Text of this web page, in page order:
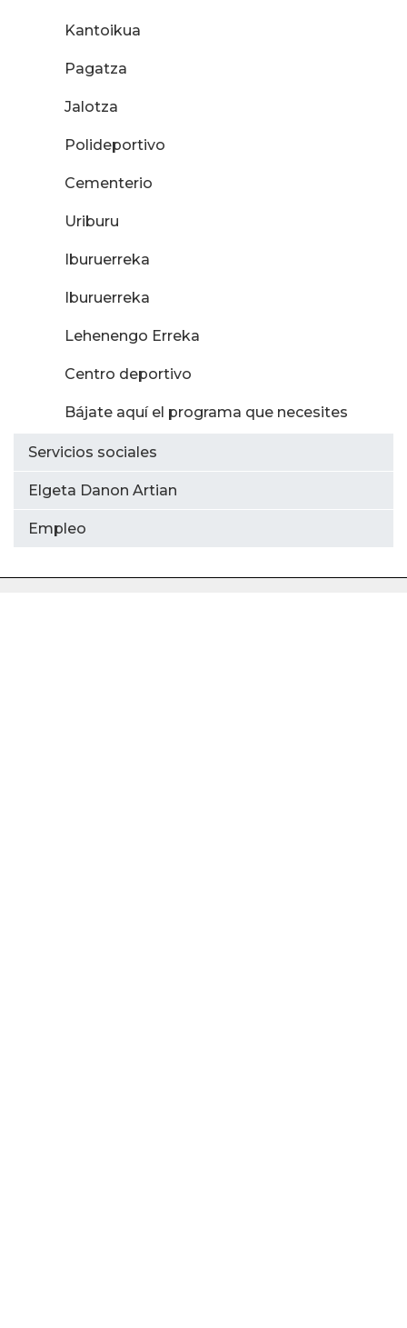
Kantoikua
Pagatza
Jalotza
Polideportivo
Cementerio
Uriburu
Iburuerreka
Iburuerreka
Lehenengo Erreka
Centro deportivo
Bájate aquí el programa que necesites
Servicios sociales
Elgeta Danon Artian
Empleo